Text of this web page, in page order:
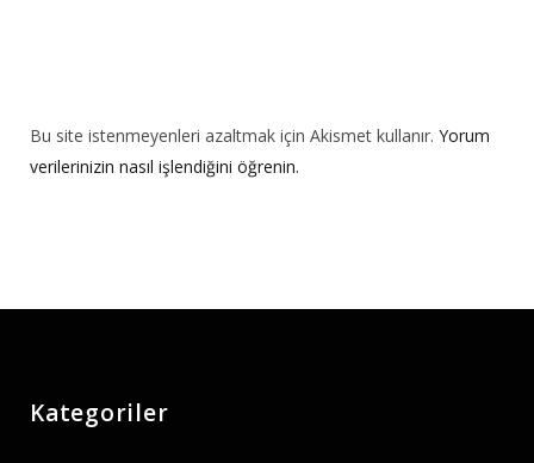
Bu site istenmeyenleri azaltmak için Akismet kullanır. Yorum
verilerinizin nasıl işlendiğini öğrenin.
Kategoriler